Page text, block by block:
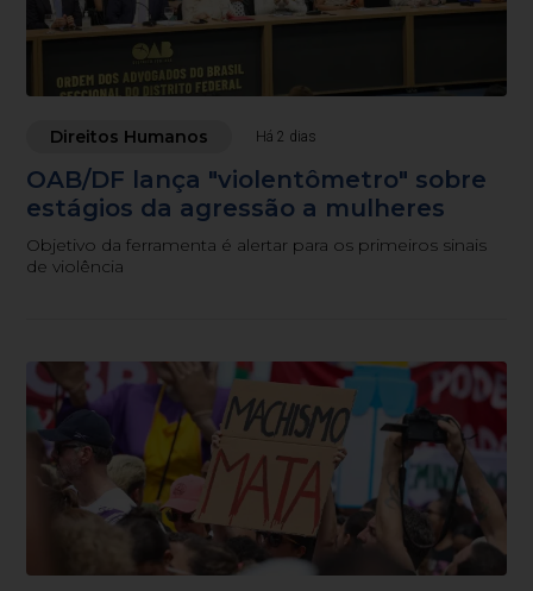
Direitos Humanos Há 2 dias
OAB/DF lança "violentômetro" sobre
estágios da agressão a mulheres
Objetivo da ferramenta é alertar para os primeiros sinais
de violência